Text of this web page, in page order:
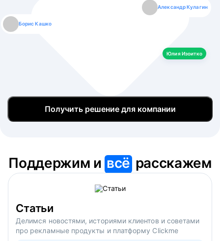
Борис Кашко
Александр Кулагин
Юлия Изоитко
Юлия Изоитко
Даниил Макаров
Александр Кулагин
Екатерина Лазаренко
Даниил Макаров
Борис Кашко
Екатерина Лазаренко
Юлия Изоитко
Получить решение для компании
Поддержим ивсё расскажем
Статьи
Делимся новостями, историями клиентов и советами
про рекламные продукты и платформу Clickme